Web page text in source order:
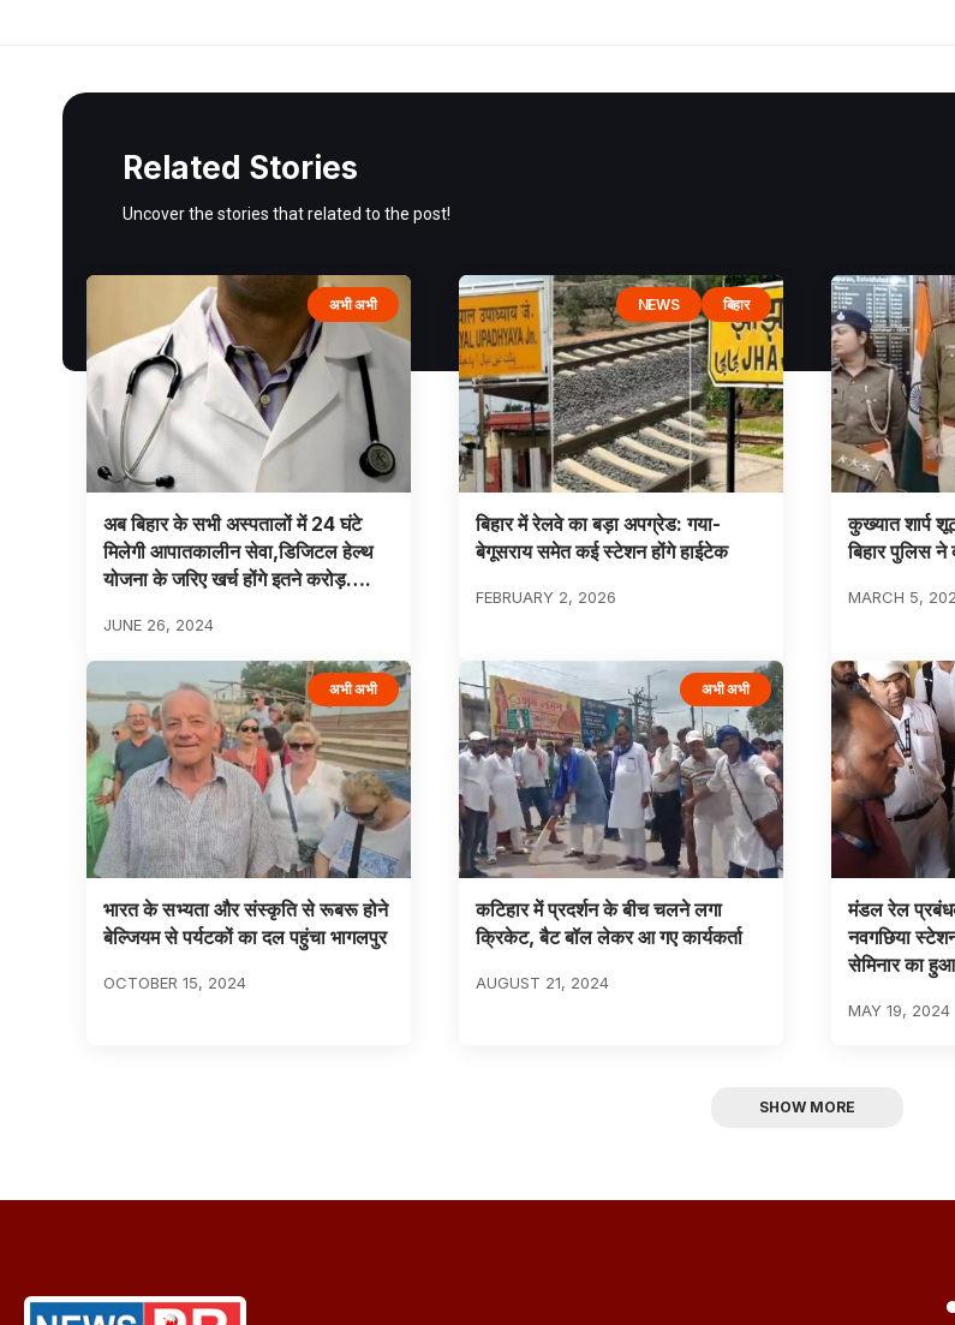
Related Stories
Uncover the stories that related to the post!
अभी अभी
अब बिहार के सभी अस्पतालों में 24 घंटे
मिलेगी आपातकालीन सेवा,डिजिटल हेल्थ
योजना के जरिए खर्च होंगे इतने करोड़….
JUNE 26, 2024
NEWS बिहार
बिहार में रेलवे का बड़ा अपग्रेड: गया-
बेगूसराय समेत कई स्टेशन होंगे हाईटेक
FEBRUARY 2, 2026
कुख्यात शार्प
बिहार पुलिस ने
MARCH 5,
अभी अभी
भारत के सभ्यता और संस्कृति से रूबरू होने
बेल्जियम से पर्यटकों का दल पहुंचा भागलपुर
OCTOBER 15, 2024
अभी अभी
कटिहार में प्रदर्शन के बीच चलने लगा
क्रिकेट, बैट बॉल लेकर आ गए कार्यकर्ता
AUGUST 21, 2024
मंडल रेल
नवगछिया
सेमिनार का
MAY 19, 2024
SHOW MORE